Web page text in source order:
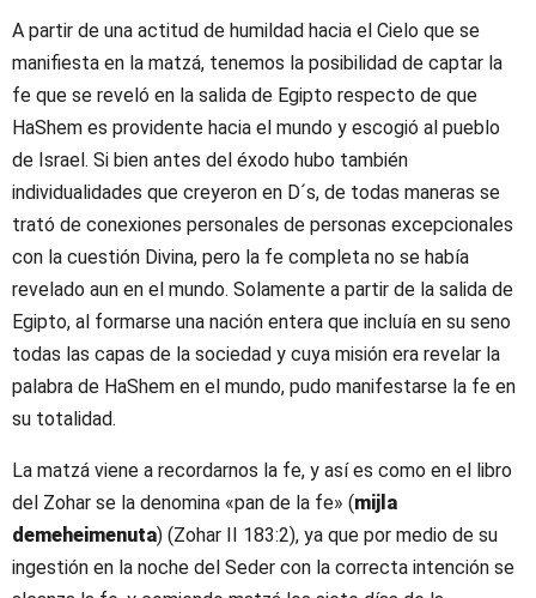
A partir de una actitud de humildad hacia el Cielo que se
manifiesta en la matzá, tenemos la posibilidad de captar la
fe que se reveló en la salida de Egipto respecto de que
HaShem es providente hacia el mundo y escogió al pueblo
de Israel. Si bien antes del éxodo hubo también
individualidades que creyeron en D´s, de todas maneras se
trató de conexiones personales de personas excepcionales
con la cuestión Divina, pero la fe completa no se había
revelado aun en el mundo. Solamente a partir de la salida de
Egipto, al formarse una nación entera que incluía en su seno
todas las capas de la sociedad y cuya misión era revelar la
palabra de HaShem en el mundo, pudo manifestarse la fe en
su totalidad.
La matzá viene a recordarnos la fe, y así es como en el libro
del Zohar se la denomina «pan de la fe» (mijla
demeheimenuta) (Zohar II 183:2), ya que por medio de su
ingestión en la noche del Seder con la correcta intención se